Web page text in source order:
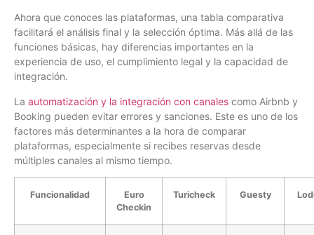
Ahora que conoces las plataformas, una tabla comparativa
facilitará el análisis final y la selección óptima. Más allá de las
funciones básicas, hay diferencias importantes en la
experiencia de uso, el cumplimiento legal y la capacidad de
integración.
La automatización y la integración con canales como Airbnb y
Booking pueden evitar errores y sanciones. Este es uno de los
factores más determinantes a la hora de comparar
plataformas, especialmente si recibes reservas desde
múltiples canales al mismo tiempo.
Funcionalidad
Euro
Checkin
Turicheck Guesty